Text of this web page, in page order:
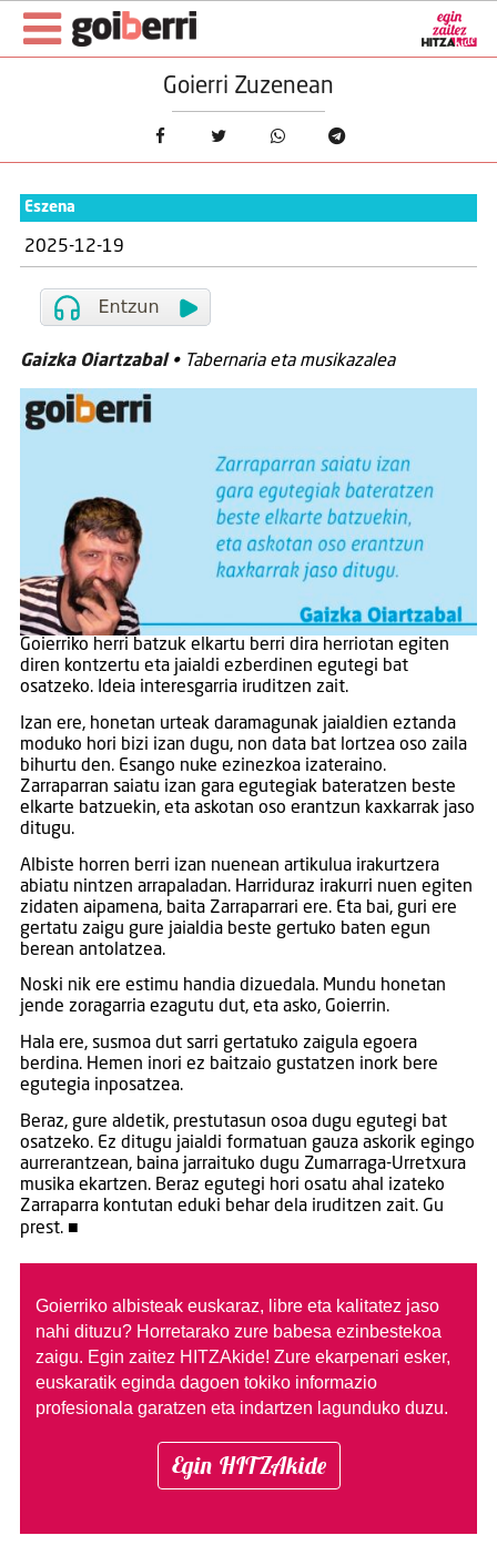
Goierri Zuzenean
Eszena
2025-12-19
Gaizka Oiartzabal• Tabernaria eta musikazalea
Goierriko herri batzuk elkartu berri dira herriotan egiten
diren kontzertu eta jaialdi ezberdinen egutegi bat
osatzeko. Ideia interesgarria iruditzen zait.
Izan ere, honetan urteak daramagunak jaialdien eztanda
moduko hori bizi izan dugu, non data bat lortzea oso zaila
bihurtu den. Esango nuke ezinezkoa izateraino.
Zarraparran saiatu izan gara egutegiak bateratzen beste
elkarte batzuekin, eta askotan oso erantzun kaxkarrak jaso
ditugu.
Albiste horren berri izan nuenean artikulua irakurtzera
abiatu nintzen arrapaladan. Harriduraz irakurri nuen egiten
zidaten aipamena, baita Zarraparrari ere. Eta bai, guri ere
gertatu zaigu gure jaialdia beste gertuko baten egun
berean antolatzea.
Noski nik ere estimu handia dizuedala. Mundu honetan
jende zoragarria ezagutu dut, eta asko, Goierrin.
Hala ere, susmoa dut sarri gertatuko zaigula egoera
berdina. Hemen inori ez baitzaio gustatzen inork bere
egutegia inposatzea.
Beraz, gure aldetik, prestutasun osoa dugu egutegi bat
osatzeko. Ez ditugu jaialdi formatuan gauza askorik egingo
aurrerantzean, baina jarraituko dugu Zumarraga-Urretxura
musika ekartzen. Beraz egutegi hori osatu ahal izateko
Zarraparra kontutan eduki behar dela iruditzen zait. Gu
prest. ■
Goierriko albisteak euskaraz, libre eta kalitatez jaso
nahi dituzu? Horretarako zure babesa ezinbestekoa
zaigu. Egin zaitez HITZAkide! Zure ekarpenari esker,
euskaratik eginda dagoen tokiko informazio
profesionala garatzen eta indartzen lagunduko duzu.
Egin HITZAkide